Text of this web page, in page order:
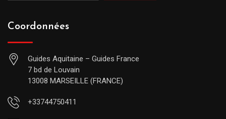
Coordonnées
Guides Aquitaine – Guides France
7 bd de Louvain
13008 MARSEILLE (FRANCE)
+33744750411